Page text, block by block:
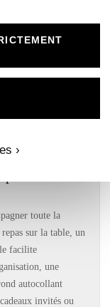
dans votre
à annoncer une
les invités. C’est
date, les couleurs,
toute la
sur la table, un
facilite
une
autocollant
invités ou
›